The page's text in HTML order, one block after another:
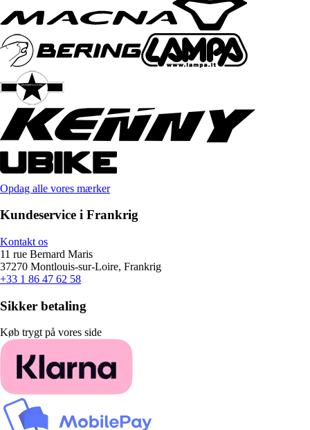
Opdag alle vores mærker
Kundeservice i Frankrig
Kontakt os
11 rue Bernard Maris
37270 Montlouis-sur-Loire, Frankrig
+33 1 86 47 62 58
Sikker betaling
Køb trygt på vores side